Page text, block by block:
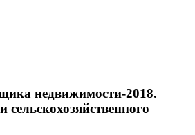
недвижимости-2018.
сельскохозяйственного